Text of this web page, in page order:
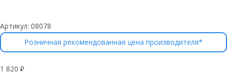
Артикул: 08078
Розничная рекомендованная цена производителя*
1 820 ₽